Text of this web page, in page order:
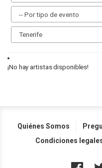
¡No hay artistas disponibles!
Quiénes Somos
Condiciones